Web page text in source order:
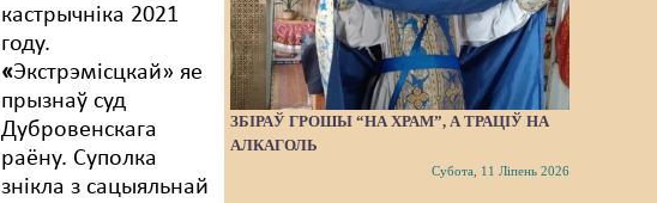
кастрычніка 2021
году.
«Экстрэмісцкай» яе
прызнаў суд
Дубровенскага
раёну. Суполка
знікла з сацыяльнай
ЗБІРАЎ ГРОШЫ “НА ХРАМ”, А ТРАЦІЎ НА
АЛКАГОЛЬ
Субота, 11 Ліпень 2026